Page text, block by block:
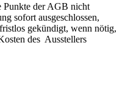
Punkte der AGB nicht
sofort ausgeschlossen,
gekündigt, wenn nötig,
des Ausstellers